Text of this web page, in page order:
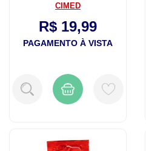
CIMED
R$ 19,99
PAGAMENTO À VISTA